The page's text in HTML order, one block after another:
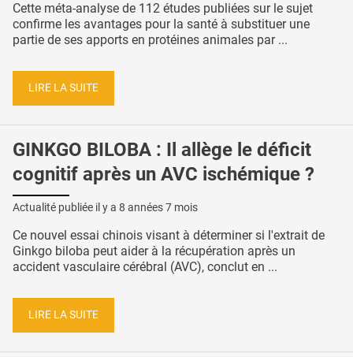
Cette méta-analyse de 112 études publiées sur le sujet
confirme les avantages pour la santé à substituer une
partie de ses apports en protéines animales par ...
LIRE LA SUITE
GINKGO BILOBA : Il allège le déficit
cognitif après un AVC ischémique ?
Actualité publiée il y a 8 années 7 mois
Ce nouvel essai chinois visant à déterminer si l'extrait de
Ginkgo biloba peut aider à la récupération après un
accident vasculaire cérébral (AVC), conclut en ...
LIRE LA SUITE